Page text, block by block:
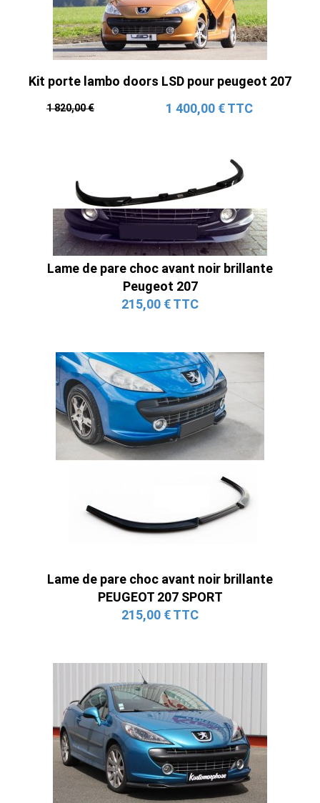
Kit porte lambo doors LSD pour peugeot 207
1 820,00 € 1 400,00 € TTC
Lame de pare choc avant noir brillante
Peugeot 207
215,00 € TTC
Lame de pare choc avant noir brillante
PEUGEOT 207 SPORT
215,00 € TTC